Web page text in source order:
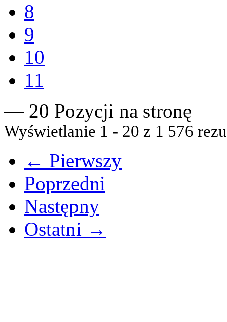
8
9
10
11
— 20 Pozycji na stronę
Wyświetlanie 1 - 20 z 1 576
← Pierwszy
Poprzedni
Następny
Ostatni →